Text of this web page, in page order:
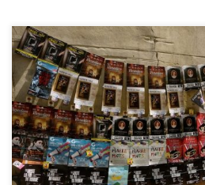
Comme chaque année, un arrêté
d’affichage pendant le festival d’Avignon.
d’afficher démarre le mercredi 3 juillet
les meilleurs emplacements partent
trouverez ci-dessous plus d’informations
l’affichage.EDIT: en raison d’alerte